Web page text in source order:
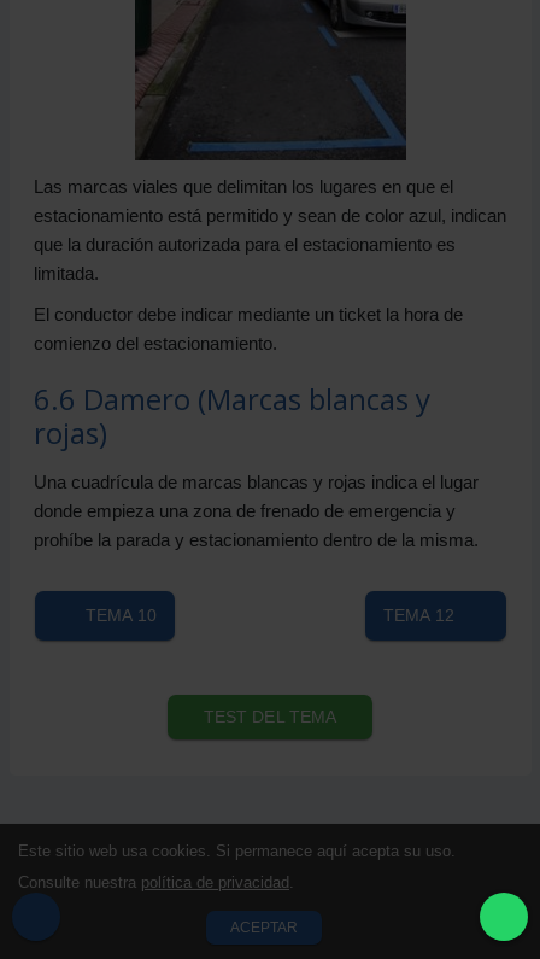
Las marcas viales que delimitan los lugares en que el
estacionamiento está permitido y sean de color azul, indican
que la duración autorizada para el estacionamiento es
limitada.
El conductor debe indicar mediante un ticket la hora de
comienzo del estacionamiento.
6.6 Damero (Marcas blancas y
rojas)
Una cuadrícula de marcas blancas y rojas indica el lugar
donde empieza una zona de frenado de emergencia y
prohíbe la parada y estacionamiento dentro de la misma.
TEMA 10 TEMA 12
TEST DEL TEMA
Este sitio web usa cookies. Si permanece aquí acepta su uso.
Consulte nuestra política de privacidad .
ACEPTAR